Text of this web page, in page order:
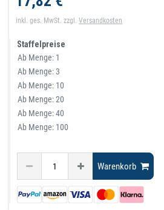
inkl. ges. MwSt. zzgl.Versandkosten
Staffelpreise
Ab Menge: 1
Ab Menge:3
Ab Menge: 10
Ab Menge:20
Ab Menge:40
Ab Menge: 100
Warenkorb